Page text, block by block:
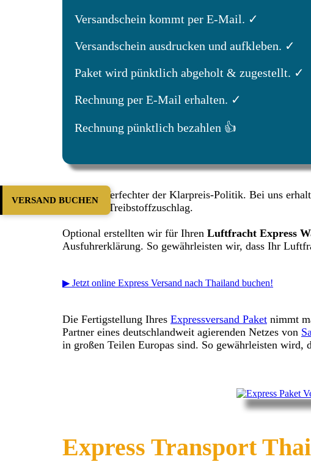
Versandschein kommt per E-Mail. ✓
Versandschein ausdrucken und aufkleben. ✓
Paket wird pünktlich abgeholt & zugestellt. ✓
Rechnung per E-Mail erhalten. ✓
Rechnung pünktlich bezahlen 👍
Wir sind Verfechter der Klarpreis-Politik. Bei uns
wie einen Treibstoffzuschlag.
Optional erstellten wir für Ihren Luftfracht Express
Ausfuhrerklärung. So gewährleisten wir, dass Ihr
▶ Jetzt online Express Versand nach Thailand buchen!
Die Fertigstellung Ihres Expressversand Paket nimmt
Partner eines deutschlandweit agierenden Netzes von
in großen Teilen Europas sind. So gewährleisten wird,
Express Transport
VERSAND BUCHEN